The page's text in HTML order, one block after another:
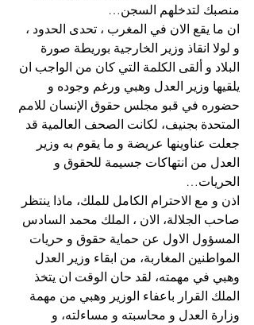
منصبك لتدخلهم السجن…
ان ما يقع الان في المغرب ، تحدى الحدود ،
و لولا انقاذ وزير الخارجية بوريطة صورة
البلاد و ألقى الكلمة التي كان من الواجب ان
يلقيها وزير العدل وهبي ورغم وجوده و
حضوره في قبو مجلس حقوق الإنسان للامم
المتحدة بجنيف، لكانت الصحف العالمية قد
جعلت عناوينها عريضة و ما يقوم به وزير
العدل من انتهاكات جسيمة للحقوق و
الحريات…
اذن و مع الاحترام الكامل للملك، ماذا ينتظر
صاحب الجلالة، الان ، الملك محمد السادس
المسؤول الاول عن حماية حقوق و حريات
المواطنين المغاربة، من ابقاء وزير العدل
وهبي في مهمته، لقد حان الوقت ان يتخذ
الملك القرار باعفاء الوزير وهبي من مهمة
وزارة العدل و محاسبته و مساءلته، و